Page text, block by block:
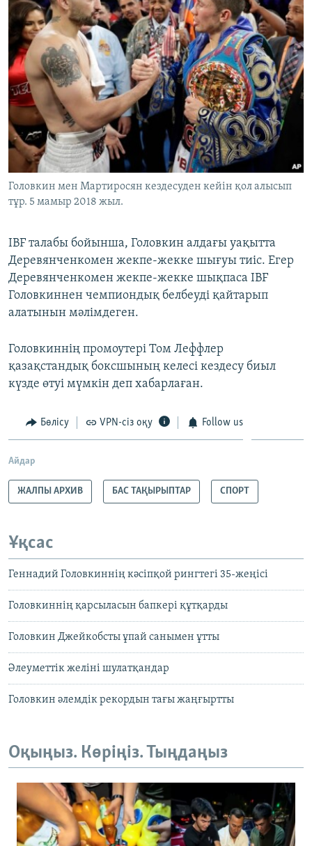
Головкин мен Мартиросян кездесуден кейін қол алысып
тұр. 5 мамыр 2018 жыл.
IBF талабы бойынша, Головкин алдағы уақытта
Деревянченкомен жекпе-жекке шығуы тиіс. Егер
Деревянченкомен жекпе-жекке шықпаса IBF
Головкиннен чемпиондық белбеуді қайтарып
алатынын мәлімдеген.
Головкиннің промоутері Том Леффлер
қазақстандық боксшының келесі кездесу биыл
күзде өтуі мүмкін деп хабарлаған.
Бөлісу VPN-сіз оқу Follow us
Айдар
ЖАЛПЫ АРХИВ БАС ТАҚЫРЫПТАР СПОРТ
Ұқсас
Геннадий Головкиннің кәсіпқой рингтегі 35-жеңісі
Головкиннің қарсыласын бапкері құтқарды
Головкин Джейкобсты ұпай санымен ұтты
Әлеуметтік желіні шулатқандар
Головкин әлемдік рекордын тағы жаңғыртты
Оқыңыз. Көріңіз. Тыңдаңыз